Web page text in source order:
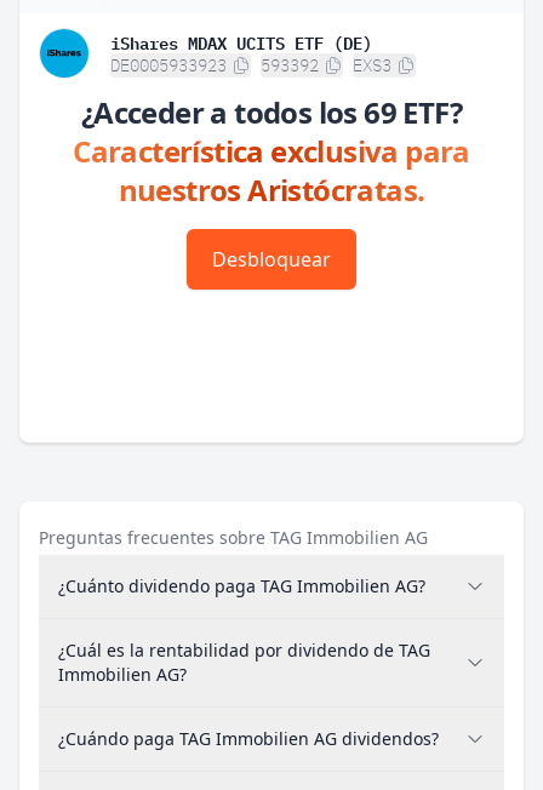
iShares MDAX UCITS ETF (DE)
DE0005933923 593392 EXS3
¿Acceder a todos los 69 ETF?
Característica exclusiva para
nuestros Aristócratas.
Desbloquear
Preguntas frecuentes sobre TAG Immobilien AG
¿Cuánto dividendo paga TAG Immobilien AG?
¿Cuál es la rentabilidad por dividendo de TAG
Immobilien AG?
¿Cuándo paga TAG Immobilien AG dividendos?